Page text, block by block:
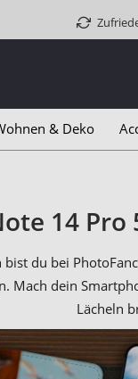
& Deko
14
du bei
dein
Lächeln